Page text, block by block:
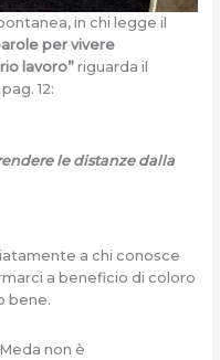
in chi legge il
per vivere
lavoro”riguarda il
12:
le distanze dalla
a chi conosce
a beneficio di coloro
bene.
non è